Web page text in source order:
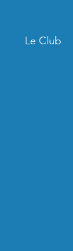
Le Club